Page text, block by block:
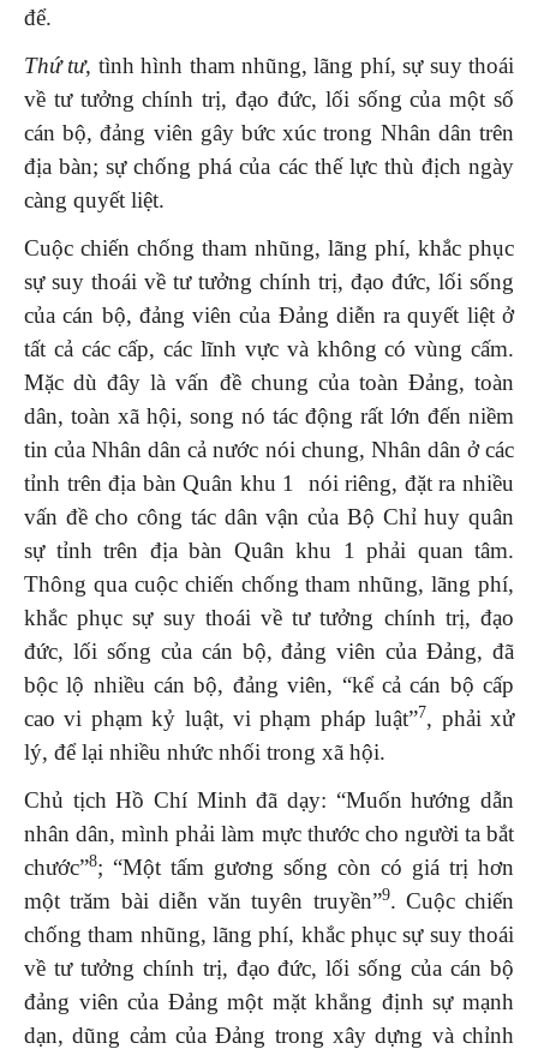
để.
Thứ tư, tình hình tham nhũng, lãng phí, sự suy thoái
về tư tưởng chính trị, đạo đức, lối sống của một số
cán bộ, đảng viên gây bức xúc trong Nhân dân trên
địa bàn; sự chống phá của các thế lực thù địch ngày
càng quyết liệt.
Cuộc chiến chống tham nhũng, lãng phí, khắc phục
sự suy thoái về tư tưởng chính trị, đạo đức, lối sống
của cán bộ, đảng viên của Đảng diễn ra quyết liệt ở
tất cả các cấp, các lĩnh vực và không có vùng cấm.
Mặc dù đây là vấn đề chung của toàn Đảng, toàn
dân, toàn xã hội, song nó tác động rất lớn đến niềm
tin của Nhân dân cả nước nói chung, Nhân dân ở các
tỉnh trên địa bàn Quân khu 1 nói riêng, đặt ra nhiều
vấn đề cho công tác dân vận của Bộ Chỉ huy quân
sự tỉnh trên địa bàn Quân khu 1 phải quan tâm.
Thông qua cuộc chiến chống tham nhũng, lãng phí,
khắc phục sự suy thoái về tư tưởng chính trị, đạo
đức, lối sống của cán bộ, đảng viên của Đảng, đã
bộc lộ nhiều cán bộ, đảng viên, “kể cả cán bộ cấp
cao vi phạm kỷ luật, vi phạm pháp luật”7, phải xử
lý, để lại nhiều nhức nhối trong xã hội.
Chủ tịch Hồ Chí Minh đã dạy: “Muốn hướng dẫn
nhân dân, mình phải làm mực thước cho người ta bắt
chước”8; “Một tấm gương sống còn có giá trị hơn
một trăm bài diễn văn tuyên truyền”9. Cuộc chiến
chống tham nhũng, lãng phí, khắc phục sự suy thoái
về tư tưởng chính trị, đạo đức, lối sống của cán bộ
đảng viên của Đảng một mặt khẳng định sự mạnh
dạn, dũng cảm của Đảng trong xây dựng và chỉnh